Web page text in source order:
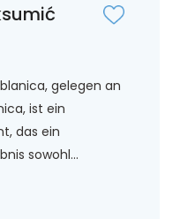
gelegen an
ist ein
das ein
sowohl...